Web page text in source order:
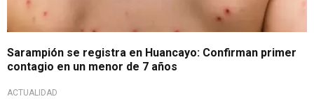
Sarampión se registra en Huancayo: Confirman primer
contagio en un menor de 7 años
ACTUALIDAD